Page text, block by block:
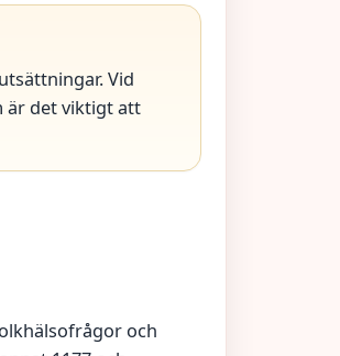
Vid
är det viktigt att
och